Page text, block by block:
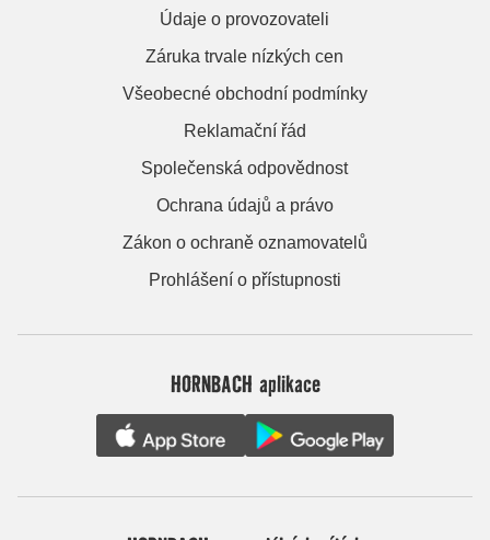
Údaje o provozovateli
Záruka trvale nízkých cen
Všeobecné obchodní podmínky
Reklamační řád
Společenská odpovědnost
Ochrana údajů a právo
Zákon o ochraně oznamovatelů
Prohlášení o přístupnosti
HORNBACH aplikace